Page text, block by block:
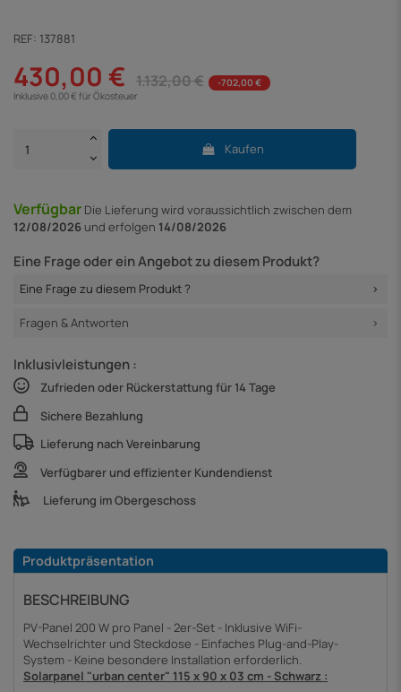
REF: 137881
430,00 € 1.132,00 €
-702,00 €
Inklusive 0,00 € für Ökosteuer
Kaufen
Verfügbar Die Lieferung wird voraussichtlich zwischen dem
12/08/2026 und erfolgen 14/08/2026
Eine Frage oder ein Angebot zu diesem Produkt?
Eine Frage zu diesem Produkt ?
Fragen & Antworten
Inklusivleistungen :
Zufrieden oder Rückerstattung für 14 Tage
Sichere Bezahlung
Lieferung nach Vereinbarung
Verfügbarer und effizienter Kundendienst
Lieferung im Obergeschoss
Produktpräsentation
BESCHREIBUNG
PV-Panel 200 W pro Panel - 2er-Set - Inklusive WiFi-
Wechselrichter und Steckdose - Einfaches Plug-and-Play-
System - Keine besondere Installation erforderlich.
Solarpanel "urban center" 115 x 90 x 03 cm - Schwarz :